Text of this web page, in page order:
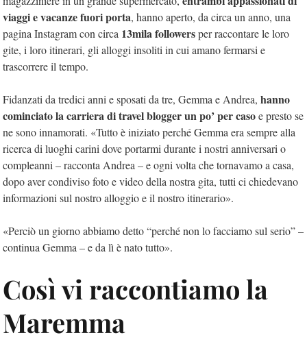
viaggi e vacanze fuori porta, hanno aperto, da circa un anno, una
pagina Instagram con circa 13mila followersper raccontare le loro
gite, i loro itinerari, gli alloggi insoliti in cui amano fermarsi e
trascorrere il tempo.
Fidanzati da tredici anni e sposati da tre, Gemma e Andrea, hanno
cominciato la carriera di travel blogger un po’ per casoe presto se
ne sono innamorati. «Tutto è iniziato perché Gemma era sempre alla
ricerca di luoghi carini dove portarmi durante i nostri anniversari o
compleanni – racconta Andrea – e ogni volta che tornavamo a casa,
dopo aver condiviso foto e video della nostra gita, tutti ci chiedevano
informazioni sul nostro alloggio e il nostro itinerario».
«Perciò un giorno abbiamo detto “perché non lo facciamo sul serio” –
continua Gemma – e da lì è nato tutto».
Così vi raccontiamo la
Maremma